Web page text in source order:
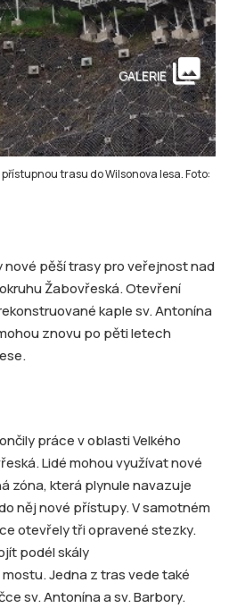
trasu do Wilsonova lesa. Foto:
GALERIE collections
nové pěší trasy pro veřejnost nad
Žabovřeská. Otevření
kaple sv. Antonína
znovu po pěti letech
práce v oblasti Velkého
Lidé mohou využívat nové
zóna, která plynule navazuje
něj nové přístupy. V samotném
otevřely tři opravené stezky.
podél skály
Jedna z tras vede také
sv. Antonína a sv. Barbory.